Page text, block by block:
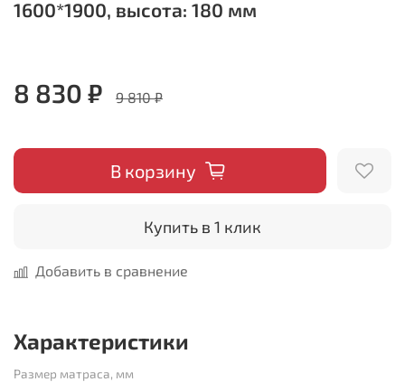
1600*1900, высота: 180 мм
8 830 ₽ 9 810 ₽
В корзину
Купить в 1 клик
Добавить в сравнение
Характеристики
Размер матраса, мм